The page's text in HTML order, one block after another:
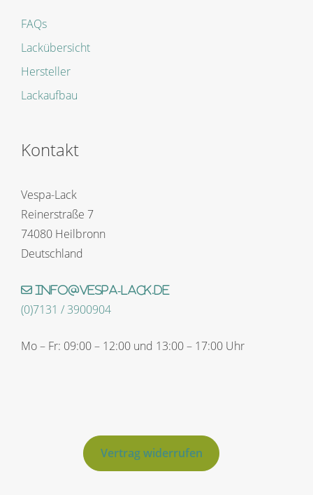
FAQs
Lackübersicht
Hersteller
Lackaufbau
Kontakt
Vespa-Lack
Reinerstraße 7
74080 Heilbronn
Deutschland
info@vespa-lack.de
(0)7131 / 3900904
Mo – Fr: 09:00 – 12:00 und 13:00 – 17:00 Uhr
Vertrag widerrufen